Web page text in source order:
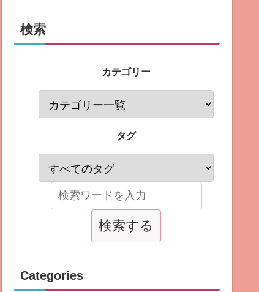
検索
カテゴリー
タグ
Categories